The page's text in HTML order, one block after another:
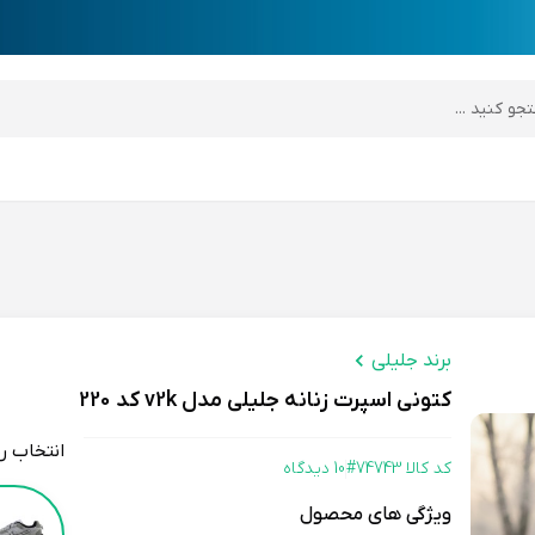
desktop
برند جلیلی
کتونی اسپرت زنانه جلیلی مدل v2k کد 220
کد کالا 74743# 10 دیدگاه
ویژگی های محصول
انتخاب
Color